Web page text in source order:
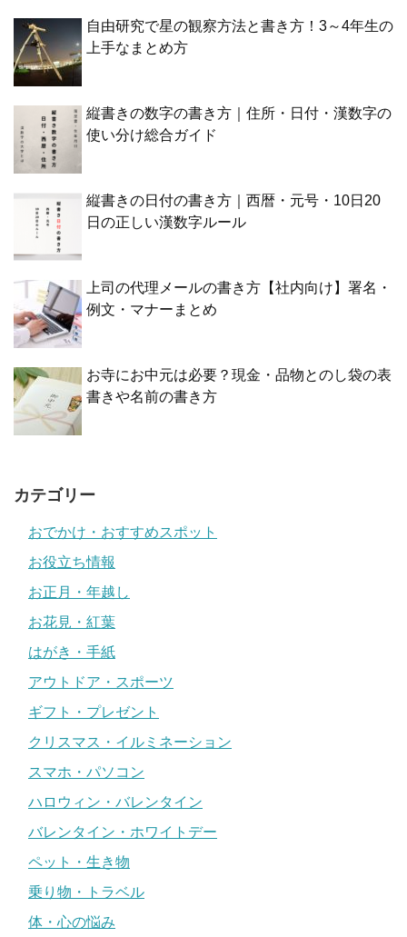
自由研究で星の観察方法と書き方！3～4年生の
上手なまとめ方
縦書きの数字の書き方｜住所・日付・漢数字の
使い分け総合ガイド
縦書きの日付の書き方｜西暦・元号・10日20
日の正しい漢数字ルール
上司の代理メールの書き方【社内向け】署名・
例文・マナーまとめ
お寺にお中元は必要？現金・品物とのし袋の表
書きや名前の書き方
カテゴリー
おでかけ・おすすめスポット
お役立ち情報
お正月・年越し
お花見・紅葉
はがき・手紙
アウトドア・スポーツ
ギフト・プレゼント
クリスマス・イルミネーション
スマホ・パソコン
ハロウィン・バレンタイン
バレンタイン・ホワイトデー
ペット・生き物
乗り物・トラベル
体・心の悩み